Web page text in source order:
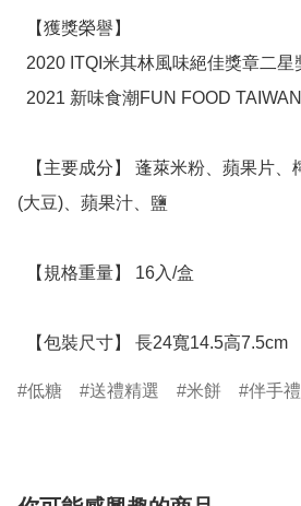
(大豆)、蘋果汁、鹽
  【包裝尺寸】 長24寬14.5高7.5cm
低糖 送禮精選 米餅 伴手禮